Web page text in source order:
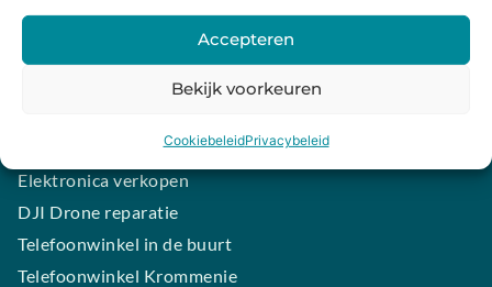
Accepteren
Bekijk voorkeuren
CookiebeleidPrivacybeleid
Contact
Samsung smartphone laten maken
Elektronica verkopen
DJI Drone reparatie
Telefoonwinkel in de buurt
Telefoonwinkel Krommenie